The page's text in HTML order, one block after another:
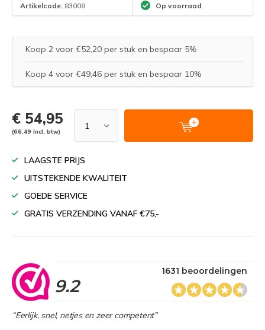
Artikelcode: 83008 Op voorraad
Koop 2 voor €52,20 per stuk en bespaar 5%
Koop 4 voor €49,46 per stuk en bespaar 10%
€ 54,95
(66,49 Incl. btw)
LAAGSTE PRIJS
UITSTEKENDE KWALITEIT
GOEDE SERVICE
GRATIS VERZENDING VANAF €75,-
9.2
1631 beoordelingen
“Eerlijk, snel, netjes en zeer competent”